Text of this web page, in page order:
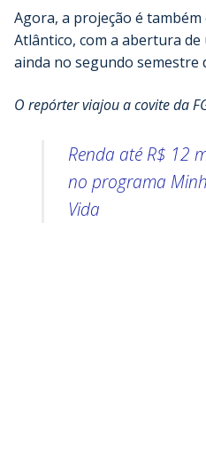
Agora, a projeção é
Atlântico, com a abertura
ainda no segundo semestre
O repórter viajou a covite da
Renda até R$ 12
no programa
Vida